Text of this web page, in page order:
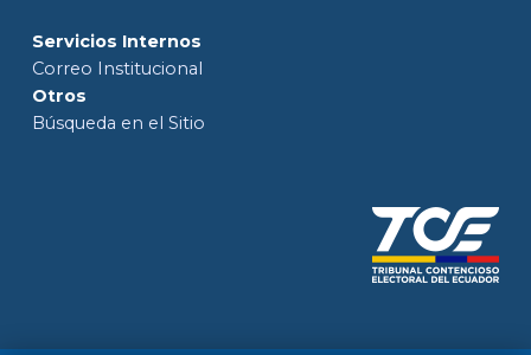
Servicios Internos
Correo Institucional
Otros
Búsqueda en el Sitio